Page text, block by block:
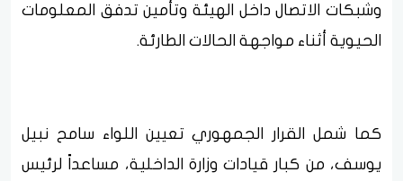
وشبكات الاتصال داخل الهيئة وتأمين تدفق المعلومات
الحيوية أثناء مواجهة الحالات الطارئة.
كما شمل القرار الجمهوري تعيين اللواء سامح نبيل
يوسف، من كبار قيادات وزارة الداخلية، مساعداً لرئيس